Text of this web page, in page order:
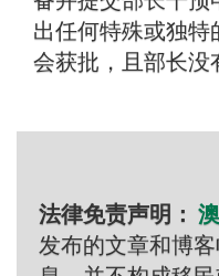
出任何特殊或独
会获批，且部长没
法律免责声明：
发布的文章和博